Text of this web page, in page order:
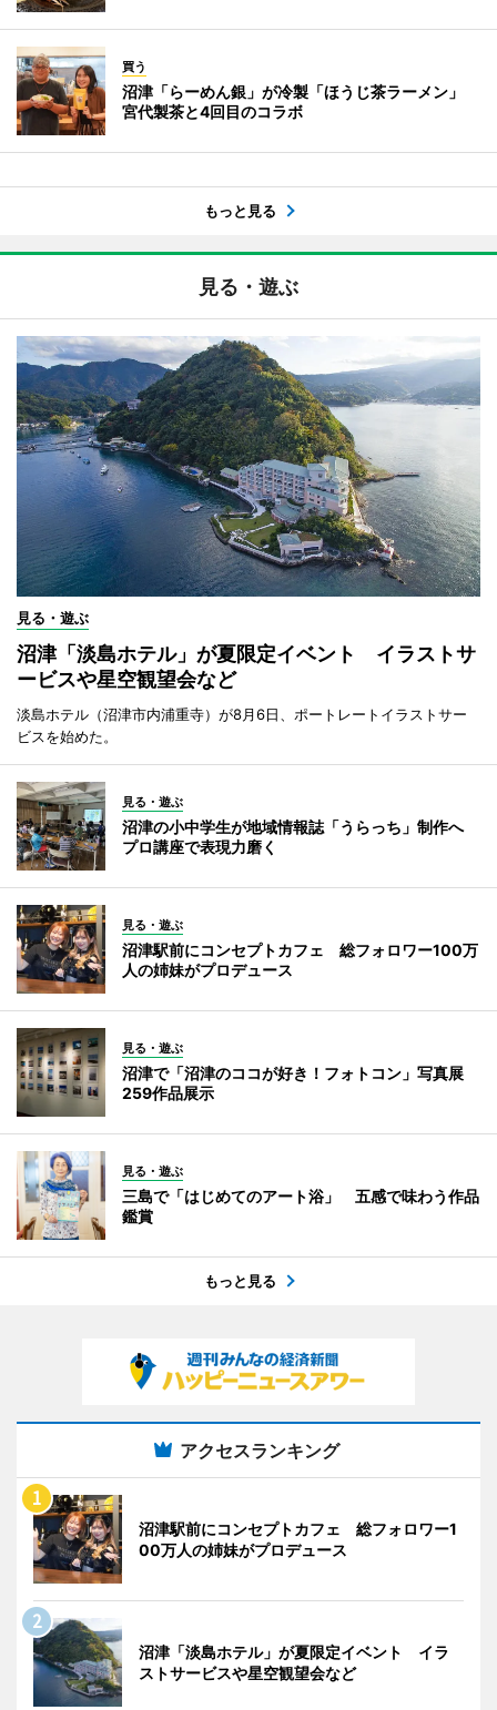
買う
沼津「らーめん銀」が冷製「ほうじ茶ラーメン」
宮代製茶と4回目のコラボ
もっと見る
見る・遊ぶ
見る・遊ぶ
沼津「淡島ホテル」が夏限定イベント イラストサ
ービスや星空観望会など
淡島ホテル（沼津市内浦重寺）が8月6日、ポートレートイラストサー
ビスを始めた。
見る・遊ぶ
沼津の小中学生が地域情報誌「うらっち」制作へ
プロ講座で表現力磨く
見る・遊ぶ
沼津駅前にコンセプトカフェ 総フォロワー100万
人の姉妹がプロデュース
見る・遊ぶ
沼津で「沼津のココが好き！フォトコン」写真展
259作品展示
見る・遊ぶ
三島で「はじめてのアート浴」 五感で味わう作品
鑑賞
もっと見る
アクセスランキング
沼津駅前にコンセプトカフェ 総フォロワー1
00万人の姉妹がプロデュース
沼津「淡島ホテル」が夏限定イベント イラ
ストサービスや星空観望会など